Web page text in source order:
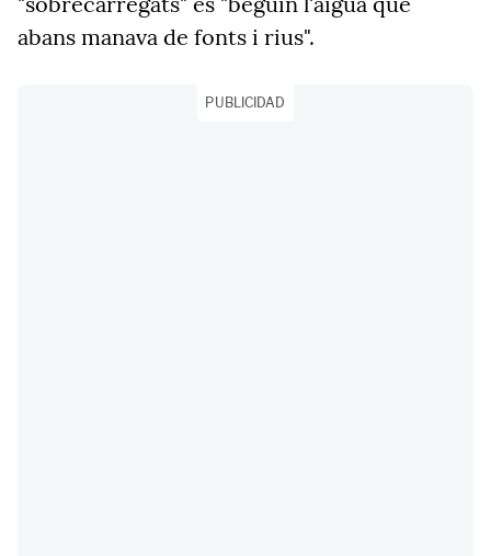
abans manava de fonts i rius".
PUBLICIDAD